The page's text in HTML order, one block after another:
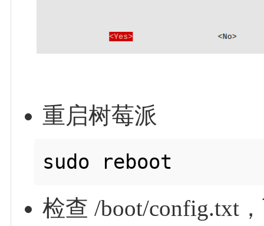
重启树莓派
检查 /boot/config.txt